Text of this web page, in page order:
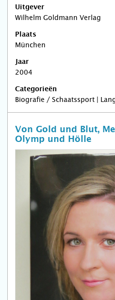
Uitgever
Wilhelm Goldmann Verlag
Plaats
München
Jaar
2004
Categorieën
Biografie / Schaatssport |
Von Gold und Blut,
Olymp und Hölle